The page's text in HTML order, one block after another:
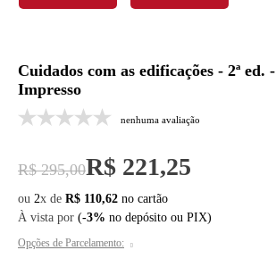
Cuidados com as edificações - 2ª ed. -
Impresso
nenhuma avaliação
R$ 295,00R$ 221,25
ou 2x de R$ 110,62
À vista por (-3% no depósito ou PIX)
Opções de Parcelamento: